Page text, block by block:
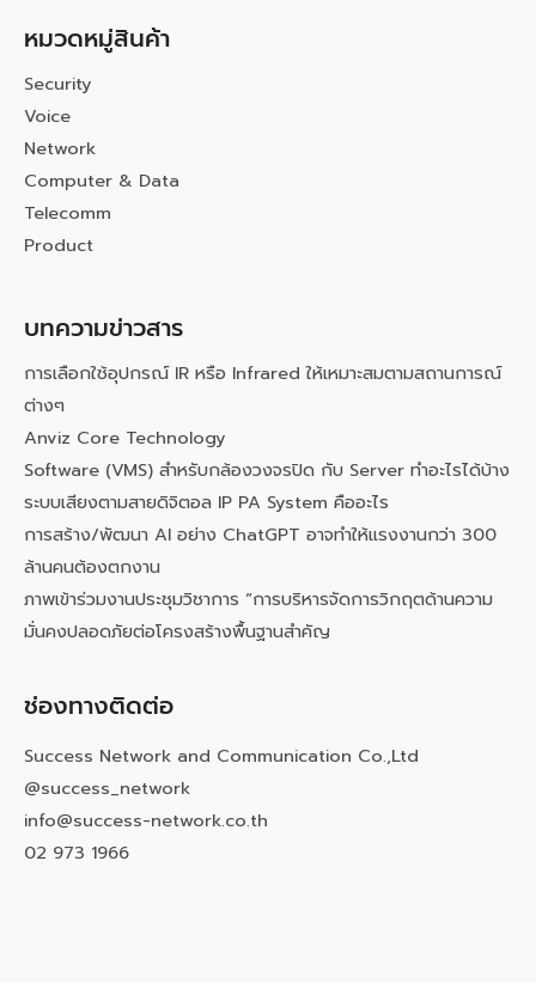
หมวดหมู่สินค้า
Security
Voice
Network
Computer & Data
Telecomm
Product
บทความข่าวสาร
การเลือกใช้อุปกรณ์ IR หรือ Infrared ให้เหมาะสมตามสถานการณ์
ต่างๆ
Anviz Core Technology
Software (VMS) สำหรับกล้องวงจรปิด กับ Server ทำอะไรได้บ้าง
ระบบเสียงตามสายดิจิตอล IP PA System คืออะไร
การสร้าง/พัฒนา AI อย่าง ChatGPT อาจทำให้แรงงานกว่า 300
ล้านคนต้องตกงาน
ภาพเข้าร่วมงานประชุมวิชาการ “การบริหารจัดการวิกฤตด้านความ
มั่นคงปลอดภัยต่อโครงสร้างพื้นฐานสำคัญ
ช่องทางติดต่อ
Success Network and Communication Co.,Ltd
@success_network
info@success-network.co.th
02 973 1966